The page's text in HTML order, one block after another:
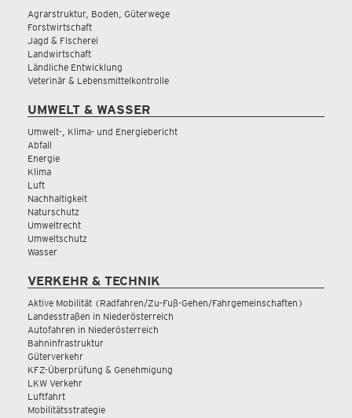
Agrarstruktur, Boden, Güterwege
Forstwirtschaft
Jagd & Fischerei
Landwirtschaft
Ländliche Entwicklung
Veterinär & Lebensmittelkontrolle
UMWELT & WASSER
Umwelt-, Klima- und Energiebericht
Abfall
Energie
Klima
Luft
Nachhaltigkeit
Naturschutz
Umweltrecht
Umweltschutz
Wasser
VERKEHR & TECHNIK
Aktive Mobilität (Radfahren/Zu-Fuß-Gehen/Fahrgemeinschaften)
Landesstraßen in Niederösterreich
Autofahren in Niederösterreich
Bahninfrastruktur
Güterverkehr
KFZ-Überprüfung & Genehmigung
LKW Verkehr
Luftfahrt
Mobilitätsstrategie